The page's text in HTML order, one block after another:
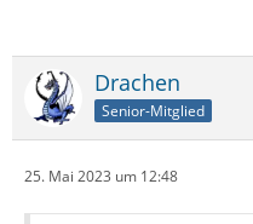
Drachen
Senior-Mitglied
25. Mai 2023 um 12:48